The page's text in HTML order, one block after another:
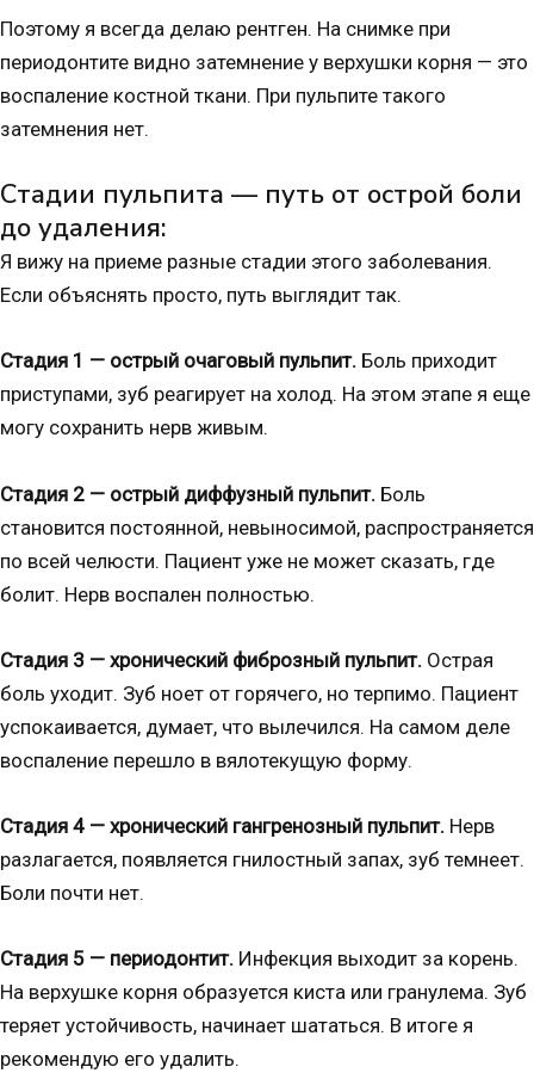
Поэтому я всегда делаю рентген. На снимке при
периодонтите видно затемнение у верхушки корня — это
воспаление костной ткани. При пульпите такого
затемнения нет.
Стадии пульпита — путь от острой боли
до удаления:
Я вижу на приеме разные стадии этого заболевания.
Если объяснять просто, путь выглядит так.
Стадия 1 — острый очаговый пульпит. Боль приходит
приступами, зуб реагирует на холод. На этом этапе я еще
могу сохранить нерв живым.
Стадия 2 — острый диффузный пульпит. Боль
становится постоянной, невыносимой, распространяется
по всей челюсти. Пациент уже не может сказать, где
болит. Нерв воспален полностью.
Стадия 3 — хронический фиброзный пульпит. Острая
боль уходит. Зуб ноет от горячего, но терпимо. Пациент
успокаивается, думает, что вылечился. На самом деле
воспаление перешло в вялотекущую форму.
Стадия 4 — хронический гангренозный пульпит. Нерв
разлагается, появляется гнилостный запах, зуб темнеет.
Боли почти нет.
Стадия 5 — периодонтит. Инфекция выходит за корень.
На верхушке корня образуется киста или гранулема. Зуб
теряет устойчивость, начинает шататься. В итоге я
рекомендую его удалить.